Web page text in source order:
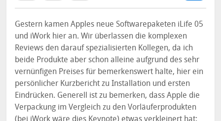
Gestern kamen Apples neue Softwarepaketen iLife 05
und iWork hier an. Wir überlassen die komplexen
Reviews den darauf spezialisierten Kollegen, da ich
beide Produkte aber schon alleine aufgrund des sehr
vernünfigen Preises für bemerkenswert halte, hier ein
persönlicher Kurzbericht zu Installation und ersten
Eindrücken. Generell ist zu bemerken, dass Apple die
Verpackung im Vergleich zu den Vorläuferprodukten
(bei iWork wäre dies Keynote) etwas verkleinert hat: